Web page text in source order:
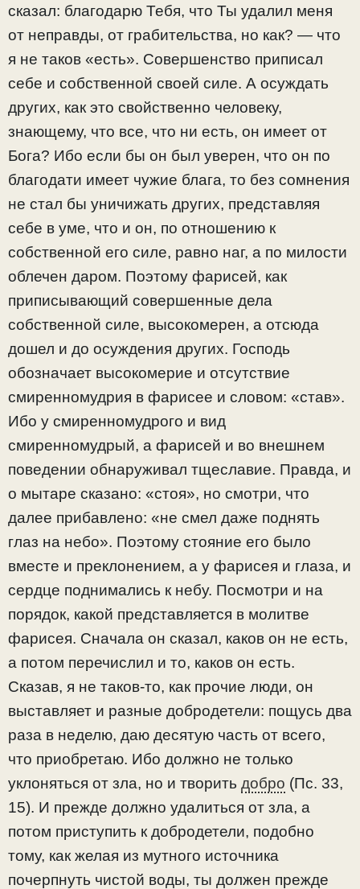
сказал: благодарю Тебя, что Ты удалил меня
от неправды, от грабительства, но как? — что
я не таков «есть». Совершенство приписал
себе и собственной своей силе. А осуждать
других, как это свойственно человеку,
знающему, что все, что ни есть, он имеет от
Бога? Ибо если бы он был уверен, что он по
благодати имеет чужие блага, то без сомнения
не стал бы уничижать других, представляя
себе в уме, что и он, по отношению к
собственной его силе, равно наг, а по милости
облечен даром. Поэтому фарисей, как
приписывающий совершенные дела
собственной силе, высокомерен, а отсюда
дошел и до осуждения других. Господь
обозначает высокомерие и отсутствие
смиренномудрия в фарисее и словом: «став».
Ибо у смиренномудрого и вид
смиренномудрый, а фарисей и во внешнем
поведении обнаруживал тщеславие. Правда, и
о мытаре сказано: «стоя», но смотри, что
далее прибавлено: «не смел даже поднять
глаз на небо». Поэтому стояние его было
вместе и преклонением, а у фарисея и глаза, и
сердце поднимались к небу. Посмотри и на
порядок, какой представляется в молитве
фарисея. Сначала он сказал, каков он не есть,
а потом перечислил и то, каков он есть.
Сказав, я не таков-то, как прочие люди, он
выставляет и разные добродетели: пощусь два
раза в неделю, даю десятую часть от всего,
что приобретаю. Ибо должно не только
уклоняться от зла, но и творить добро (Пс. 33,
15). И прежде должно удалиться от зла, а
потом приступить к добродетели, подобно
тому, как желая из мутного источника
почерпнуть чистой воды, ты должен прежде